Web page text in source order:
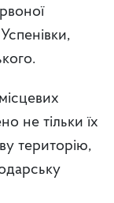
не тільки їх
територію,